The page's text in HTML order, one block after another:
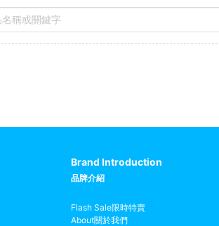
Brand Introduction
品牌介紹
Flash Sale限時特賣
About關於我們